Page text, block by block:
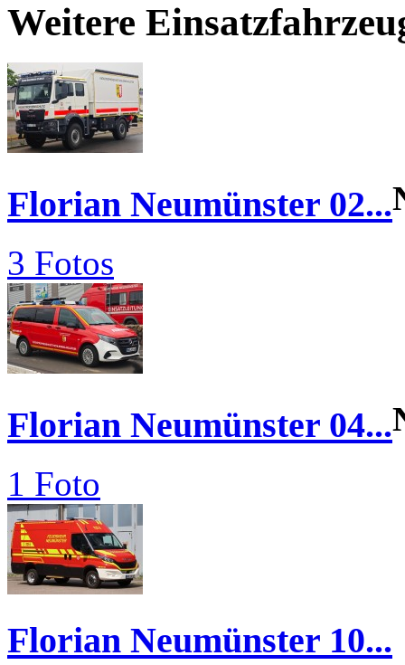
Weitere
Florian Neumünster 02...
3 Fotos
Florian Neumünster 04...
1 Foto
Florian Neumünster 10...